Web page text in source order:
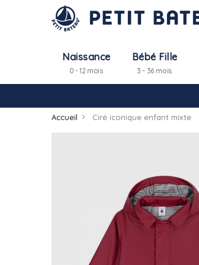
Naissance
0 - 12 mois
Bébé Fille
3 - 36 mois
Accueil Ciré iconique enfant mixte